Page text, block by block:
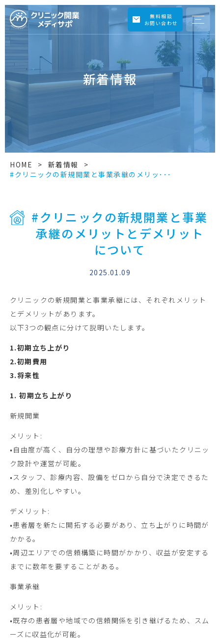
無料相談
お問い合わせ
新着情報
HOME > 新着情報
>
#クリニックの新規開業と事業承継のメリッ･･･
#クリニックの新規開業と事業
承継のメリットとデメリット
について
2025.01.09
クリニックの新規開業と事業承継には、それぞれメリット
とデメリットがあります。
以下3つの観点に分けて説明いたします。
1.初期立ち上がり
2.初期費用
3.将来性
1. 初期立ち上がり
新規開業
メリット:
•自由度が高く、自分の理想や診療方針に基づいたクリニッ
ク設計や運営が可能。
•スタッフ、診療内容、設備をゼロから自分で決定できるた
め、差別化しやすい。
デメリット:
•患者層を新たに開拓する必要があり、立ち上がりに時間が
かかる。
•周辺エリアでの信頼構築に時間がかかり、収益が安定する
までに数年を要することがある。
事業承継
メリット:
•既存の患者層や地域での信頼関係を引き継げるため、スム
ーズに収益化が可能。